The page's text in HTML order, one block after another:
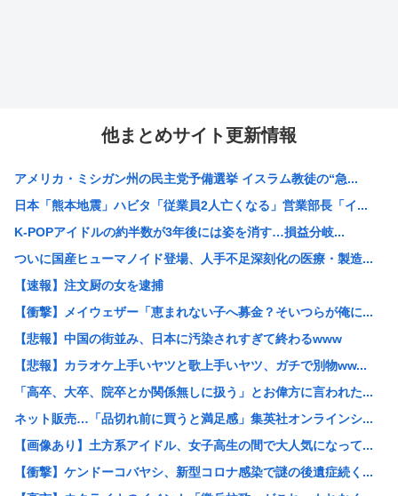
他まとめサイト更新情報
アメリカ・ミシガン州の民主党予備選挙 イスラム教徒の“急...
日本「熊本地震」ハビタ「従業員2人亡くなる」営業部長「イ...
K-POPアイドルの約半数が3年後には姿を消す…損益分岐...
ついに国産ヒューマノイド登場、人手不足深刻化の医療・製造...
【速報】注文厨の女を逮捕
【衝撃】メイウェザー「恵まれない子へ募金？そいつらが俺に...
【悲報】中国の街並み、日本に汚染されすぎて終わるwww
【悲報】カラオケ上手いヤツと歌上手いヤツ、ガチで別物ww...
「高卒、大卒、院卒とか関係無しに扱う」とお偉方に言われた...
ネット販売…「品切れ前に買うと満足感」集英社オンラインシ...
【画像あり】土方系アイドル、女子高生の間で大人気になって...
【衝撃】ケンドーコバヤシ、新型コロナ感染で謎の後遺症続く...